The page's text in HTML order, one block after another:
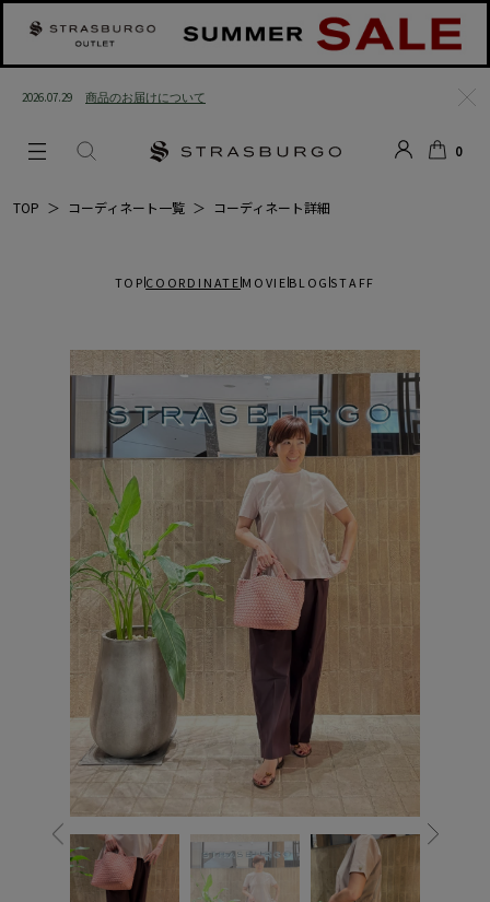
2026.07.29 商品のお届けについて
る
0
TOP ＞ コーディネート一覧 ＞ コーディネート詳細
TOP COORDINATE MOVIE BLOG STAFF